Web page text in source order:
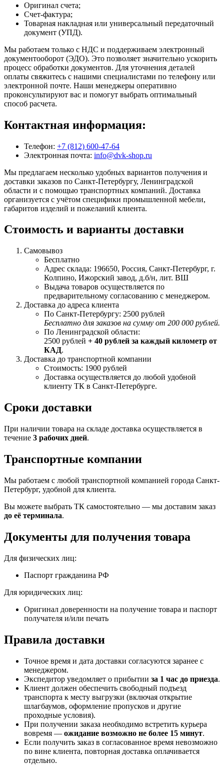
Оригинал счета;
Счет-фактура;
Товарная накладная или универсальный передаточный
документ (УПД).
Мы работаем только с НДС и поддерживаем электронный
документооборот (ЭДО). Это позволяет значительно ускорить
процесс обработки документов. Для уточнения деталей
оплаты свяжитесь с нашими специалистами по телефону или
электронной почте. Наши менеджеры оперативно
проконсультируют вас и помогут выбрать оптимальный
способ расчета.
Контактная информация:
Телефон: +7 (812) 600-47-64
Электронная почта: info@dvk-shop.ru
Мы предлагаем несколько удобных вариантов получения и
доставки заказов по Санкт-Петербургу, Ленинградской
области и с помощью транспортных компаний. Доставка
организуется с учётом специфики промышленной мебели,
габаритов изделий и пожеланий клиента.
Стоимость и варианты доставки
Самовывоз
Бесплатно
Адрес склада: 196650, Россия, Санкт-Петербург, г.
Колпино, Ижорский завод, д.б/н, лит. ВШ
Выдача товаров осуществляется по
предварительному согласованию с менеджером.
Доставка до адреса клиента
По Санкт-Петербургу: 2500 рублей
Бесплатно для заказов на сумму от 200 000 рублей.
По Ленинградской области:
2500 рублей + 40 рублей за каждый километр от
КАД.
Доставка до транспортной компании
Стоимость: 1900 рублей
Доставка осуществляется до любой удобной
клиенту ТК в Санкт-Петербурге.
Сроки доставки
При наличии товара на складе доставка осуществляется в
течение 3 рабочих дней.
Транспортные компании
Мы работаем с любой транспортной компанией города Санкт-
Петербург, удобной для клиента.
Вы можете выбрать ТК самостоятельно — мы доставим заказ
до её терминала.
Документы для получения товара
Для физических лиц:
Паспорт гражданина РФ
Для юридических лиц:
Оригинал доверенности на получение товара и паспорт
получателя и/или печать
Правила доставки
Точное время и дата доставки согласуются заранее с
менеджером.
Экспедитор уведомляет о прибытии за 1 час до приезда.
Клиент должен обеспечить свободный подъезд
транспорта к месту выгрузки (включая открытие
шлагбаумов, оформление пропусков и другие
проходные условия).
При получении заказа необходимо встретить курьера
вовремя — ожидание возможно не более 15 минут.
Если получить заказ в согласованное время невозможно
по вине клиента, повторная доставка оплачивается
отдельно.